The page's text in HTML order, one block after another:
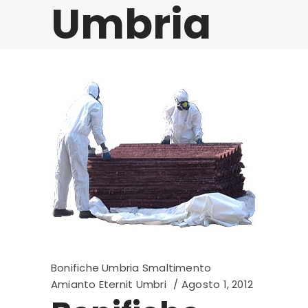
Umbria
Bonifiche Umbria Smaltimento
Amianto Eternit Umbri
Agosto 1, 2012